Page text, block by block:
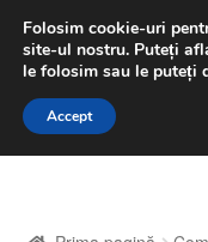
LIVRARE de la
luni-vineri 9
Sari
Sari
Folosim cookie-uri
site-ul nostru. Puteți
le folosim sau le puteți
Accept